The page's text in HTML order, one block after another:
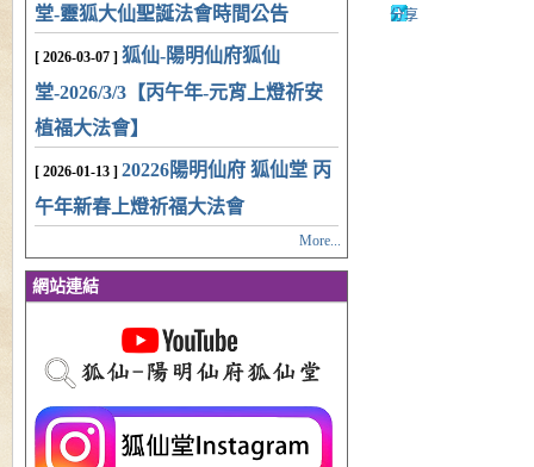
堂-靈狐大仙聖誕法會時間公告
[ 2026-03-07 ] 狐仙-陽明仙府狐仙
堂-2026/3/3【丙午年-元宵上燈祈安
植福大法會】
[ 2026-01-13 ] 20226陽明仙府 狐仙堂 丙
午年新春上燈祈福大法會
More...
網站連結
分享